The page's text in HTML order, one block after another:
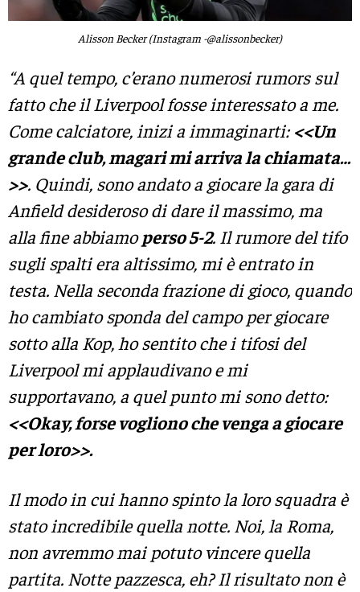
Alisson Becker (Instagram -@alissonbecker)
“A quel tempo, c’erano numerosi rumors sul
fatto che il Liverpool fosse interessato a me.
Come calciatore, inizi a immaginarti: <<Un
grande club, magari mi arriva la chiamata…
>>. Quindi, sono andato a giocare la gara di
Anfield desideroso di dare il massimo, ma
alla fine abbiamoperso 5-2. Il rumore del tifo
sugli spalti era altissimo, mi è entrato in
testa. Nella seconda frazione di gioco, quando
ho cambiato sponda del campo per giocare
sotto alla Kop, ho sentito che i tifosi del
Liverpool mi applaudivano e mi
supportavano, a quel punto mi sono detto:
<<Okay, forse vogliono che venga a giocare
per loro>>.
Il modo in cui hanno spinto la loro squadra è
stato incredibile quella notte. Noi, la Roma,
non avremmo mai potuto vincere quella
partita. Notte pazzesca, eh? Il risultato non è